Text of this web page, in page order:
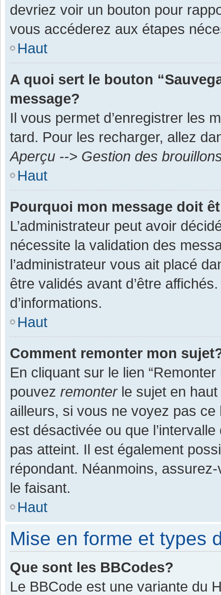
devriez voir un bouton pour
vous accéderez aux étapes
Haut
A quoi sert le bouton
message?
Il vous permet d’enregistrer les
tard. Pour les recharger, allez
Aperçu --> Gestion des
Haut
Pourquoi mon message doit
L’administrateur peut avoir
nécessite la validation des
l’administrateur vous ait placé
être validés avant d’être
d’informations.
Haut
Comment remonter mon
En cliquant sur le lien
pouvez remonterle sujet en haut
ailleurs, si vous ne voyez pas
est désactivée ou que
pas atteint. Il est également
répondant. Néanmoins,
le faisant.
Haut
Mise en forme et types
Que sont les BBCodes?
Le BBCode est une variante du